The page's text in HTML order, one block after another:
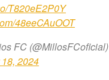
T820eE2P0Y
48eeCAuOOT
FC (@MillosFCoficial)
2024